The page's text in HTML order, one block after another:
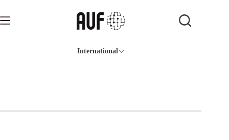
contenu
International